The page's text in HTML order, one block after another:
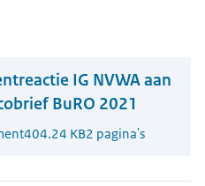
IG NVWA aan
BuRO 2021
404.24 KB2 pagina's